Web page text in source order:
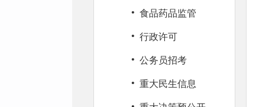
· 食品药品监管
· 行政许可
· 公务员招考
· 重大民生信息